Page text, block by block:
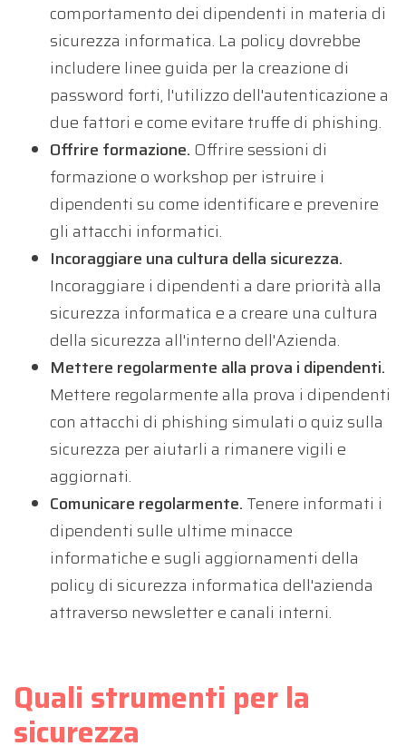
comportamento dei dipendenti in materia di
sicurezza informatica. La policy dovrebbe
includere linee guida per la creazione di
password forti, l'utilizzo dell'autenticazione a
due fattori e come evitare truffe di phishing.
Offrire formazione. Offrire sessioni di
formazione o workshop per istruire i
dipendenti su come identificare e prevenire
gli attacchi informatici.
Incoraggiare una cultura della sicurezza.
Incoraggiare i dipendenti a dare priorità alla
sicurezza informatica e a creare una cultura
della sicurezza all'interno dell'Azienda.
Mettere regolarmente alla prova i dipendenti.
Mettere regolarmente alla prova i dipendenti
con attacchi di phishing simulati o quiz sulla
sicurezza per aiutarli a rimanere vigili e
aggiornati.
Comunicare regolarmente. Tenere informati i
dipendenti sulle ultime minacce
informatiche e sugli aggiornamenti della
policy di sicurezza informatica dell'azienda
attraverso newsletter e canali interni.
Quali strumenti per la
sicurezza